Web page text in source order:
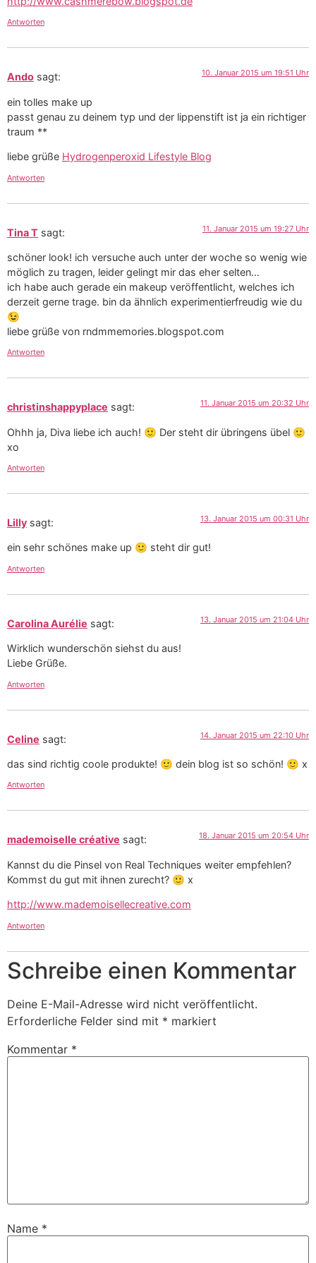
Antworten
Ando sagt: 10. Januar 2015 um 19:51 Uhr
ein tolles make up
passt genau zu deinem typ und der lippenstift ist ja ein richtiger
traum **
liebe grüße Hydrogenperoxid Lifestyle Blog
Antworten
Tina T sagt: 11. Januar 2015 um 19:27 Uhr
schöner look! ich versuche auch unter der woche so wenig wie
möglich zu tragen, leider gelingt mir das eher selten…
ich habe auch gerade ein makeup veröffentlicht, welches ich
derzeit gerne trage. bin da ähnlich experimentierfreudig wie du
😉
liebe grüße von rndmmemories.blogspot.com
Antworten
christinshappyplace sagt: 11. Januar 2015 um 20:32 Uhr
Ohhh ja, Diva liebe ich auch! 🙂 Der steht dir übringens übel 🙂
xo
Antworten
Lilly sagt: 13. Januar 2015 um 00:31 Uhr
ein sehr schönes make up 🙂 steht dir gut!
Antworten
Carolina Aurélie sagt: 13. Januar 2015 um 21:04 Uhr
Wirklich wunderschön siehst du aus!
Liebe Grüße.
Antworten
Celine sagt: 14. Januar 2015 um 22:10 Uhr
das sind richtig coole produkte! 🙂 dein blog ist so schön! 🙂 x
Antworten
mademoiselle créative sagt: 18. Januar 2015 um 20:54 Uhr
Kannst du die Pinsel von Real Techniques weiter empfehlen?
Kommst du gut mit ihnen zurecht? 🙂 x
http://www.mademoisellecreative.com
Antworten
Schreibe einen Kommentar
Deine E-Mail-Adresse wird nicht veröffentlicht.
Erforderliche Felder sind mit * markiert
Kommentar *
Name *